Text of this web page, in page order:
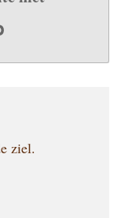
ziel.